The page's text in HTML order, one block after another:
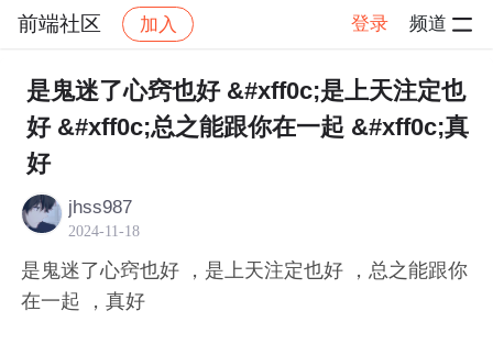
前端社区 加入 登录 频道
社区 前端社区 感慨 帖子详情
是鬼迷了心窍也好 &#xff0c;是上天注定也
好 &#xff0c;总之能跟你在一起 &#xff0c;真
好
jhss987
2024-11-18
是鬼迷了心窍也好 ，是上天注定也好 ，总之能跟你
在一起 ，真好